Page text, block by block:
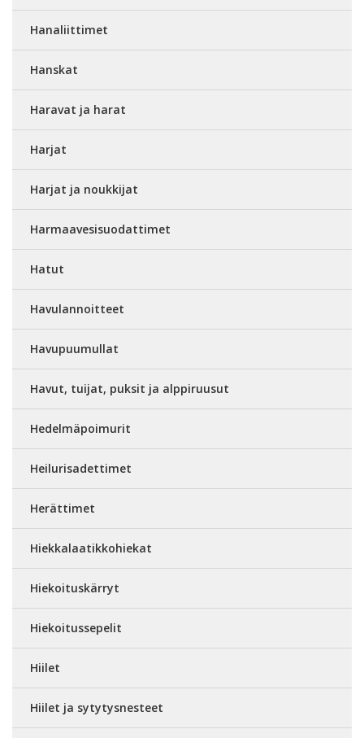
Hanaliittimet
Hanskat
Haravat ja harat
Harjat
Harjat ja noukkijat
Harmaavesisuodattimet
Hatut
Havulannoitteet
Havupuumullat
Havut, tuijat, puksit ja alppiruusut
Hedelmäpoimurit
Heilurisadettimet
Herättimet
Hiekkalaatikkohiekat
Hiekoituskärryt
Hiekoitussepelit
Hiilet
Hiilet ja sytytysnesteet